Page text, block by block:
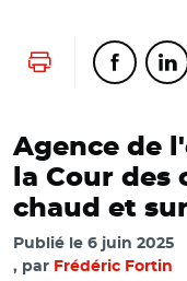
Lancer Partager
Agence de
la Cour
chaud et
Publié le 6 juin 2025
par Frédéric Fortin